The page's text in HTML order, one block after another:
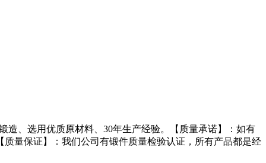
造、选用优质原材料、30年生产经验。【质量承诺】：如有
量保证】：我们公司有锻件质量检验认证，所有产品都是经